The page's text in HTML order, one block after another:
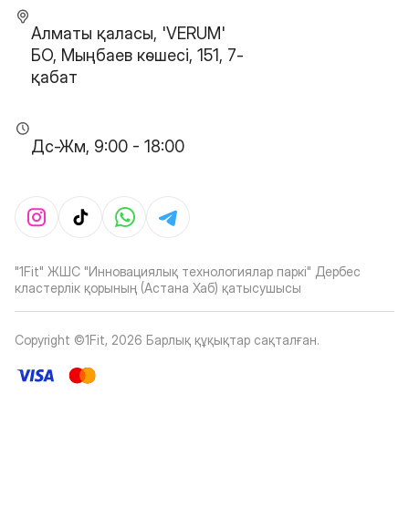
Алматы қаласы, 'VERUM'
БО, Мыңбаев көшесі, 151, 7-
қабат
Дс-Жм, 9:00 - 18:00
"1Fit" ЖШС "Инновациялық технологиялар паркі" Дербес
кластерлік қорының (Астана Хаб) қатысушысы
Copyright ©1Fit, 2026 Барлық құқықтар сақталған.